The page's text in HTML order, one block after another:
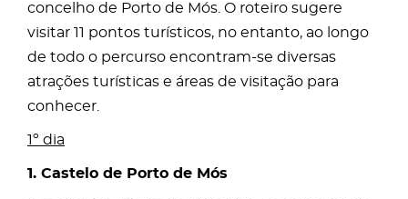
concelho de Porto de Mós. O roteiro sugere
visitar 11 pontos turísticos, no entanto, ao longo
de todo o percurso encontram-se diversas
atrações turísticas e áreas de visitação para
conhecer.
1º dia
1. Castelo de Porto de Mós